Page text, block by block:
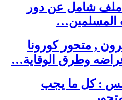
ملف شامل عن دور
المسلمين…
, متحور كورونا
وطرق الوقاية…
بلس : كل ما يجب